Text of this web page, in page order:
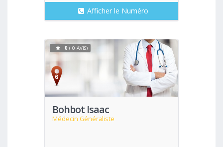
Afficher le Numéro
Bohbot Isaac
Médecin Généraliste
Voir
0 ( 0 AVIS)